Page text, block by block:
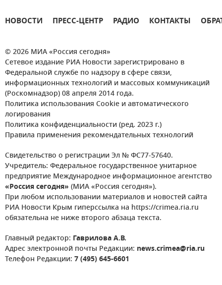
НОВОСТИ ПРЕСС-ЦЕНТР РАДИО КОНТАКТЫ
© 2026 МИА «Россия сегодня»
Сетевое издание РИА Новости зарегистрировано в
Федеральной службе по надзору в сфере связи,
информационных технологий и массовых коммуникаций
(Роскомнадзор) 08 апреля 2014 года.
Политика использования Cookie и автоматического
логирования
Политика конфиденциальности (ред. 2023 г.)
Правила применения рекомендательных технологий
Свидетельство о регистрации Эл № ФС77-57640.
Учредитель: Федеральное государственное унитарное
предприятие Международное информационное агентство
«Россия сегодня» (МИА «Россия сегодня»).
При любом использовании материалов и новостей сайта
РИА Новости Крым гиперссылка на https://crimea.ria.ru
обязательна не ниже второго абзаца текста.
Главный редактор: Гаврилова А.В.
Адрес электронной почты Редакции: news.crimea@ria.ru
Телефон Редакции: 7 (495) 645-6601